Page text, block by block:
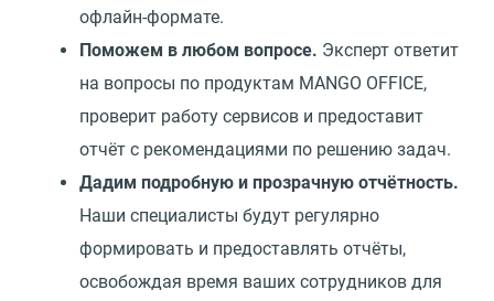
офлайн-формате.
Поможем в любом вопросе. Эксперт ответит
на вопросы по продуктам MANGO OFFICE,
проверит работу сервисов и предоставит
отчёт с рекомендациями по решению задач.
Дадим подробную и прозрачную отчётность.
Наши специалисты будут регулярно
формировать и предоставлять отчёты,
освобождая время ваших сотрудников для